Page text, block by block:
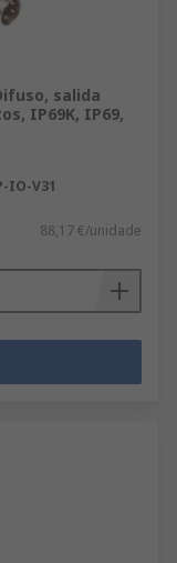
salida
IP69K, IP69,
IO-V31
88,17 €/unidade